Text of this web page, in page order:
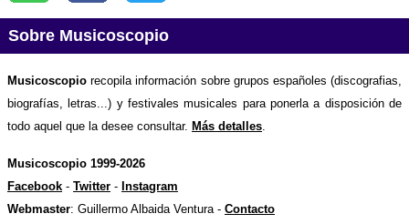
Sobre Musicoscopio
Musicoscopio recopila información sobre grupos españoles (discografias,
biografías, letras...) y festivales musicales para ponerla a disposición de
todo aquel que la desee consultar. Más detalles
Musicoscopio 1999-2026
Facebook - Twitter - Instagram
Webmaster: Guillermo Albaida Ventura - Contacto